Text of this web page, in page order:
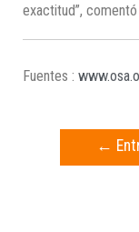
exactitud”,
Fuentes :
←